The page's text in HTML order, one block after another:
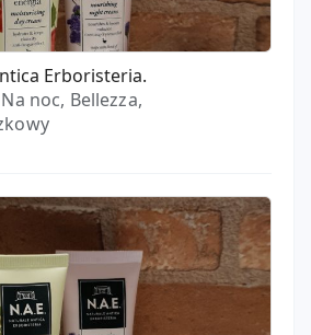
Erboristeria.
noc, Bellezza,